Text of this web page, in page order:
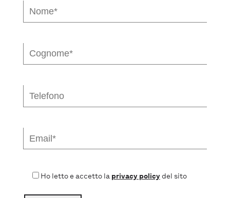
Ho letto e accetto la privacy policydel sito